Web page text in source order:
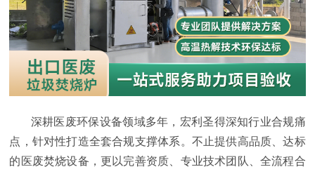
深耕医废环保设备领域多年，宏利圣得深知行业合规痛
点，针对性打造全套合规支撑体系。不止提供高品质、达标
的医废焚烧设备，更以完善资质、专业技术团队、全流程合